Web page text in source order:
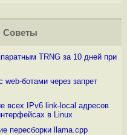
Советы
TRNG за 10 дней при
web-ботами через запрет
всех IPv6 link-local адресов
в Linux
пересборки llama.cpp